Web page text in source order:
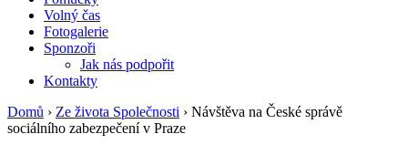
Volný čas
Fotogalerie
Sponzoři
Jak nás podpořit
Kontakty
Domů › Ze života Společnosti › Návštěva na České správě
sociálního zabezpečení v Praze